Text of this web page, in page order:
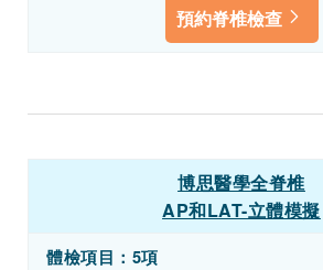
預約脊椎檢查
博思醫學全脊椎
AP和LAT-立體模擬
體檢項目：5項